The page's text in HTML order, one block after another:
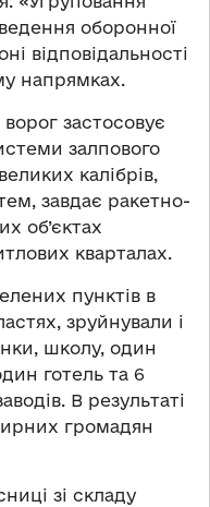
оборонної
відповідальності
напрямках.
застосовує
залпового
калібрів,
завдає ракетно-
об’єктах
кварталах.
пунктів в
зруйнували і
школу, один
готель та 6
В результаті
громадян
зі складу